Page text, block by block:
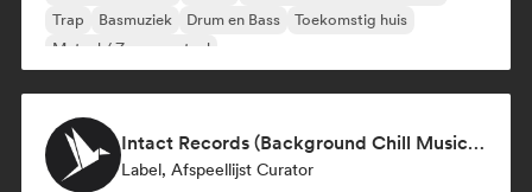
Trap
Basmuziek Drum en Bass
Toekomstig huis
Metaal / Zwaar metaal
Intact Records (Background Chill Music & Good Vibes On The Road)
Label, Afspeellijst Curator